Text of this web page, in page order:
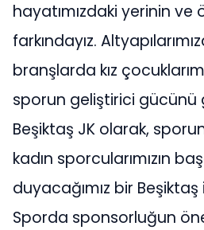
hayatımızdaki yerinin ve
farkındayız.
branşlarda kız
sporun geliştirici gücünü
Beşiktaş JK olarak,
kadın sporcularımızın
duyacağımız bir Beşiktaş
Sporda sponsorluğun